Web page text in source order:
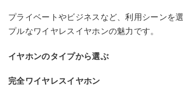
プライベートやビジネスなど、利用シーンを
プルなワイヤレスイヤホンの魅力です。
イヤホンのタイプから選ぶ
完全ワイヤレスイヤホン